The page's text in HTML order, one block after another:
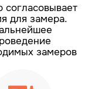
согласовывает
для замера.
замеров